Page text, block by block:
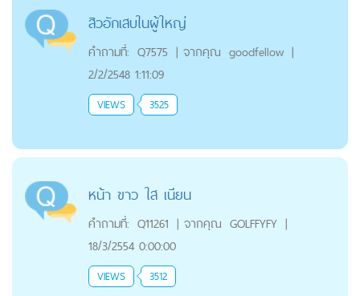
สิวอักเสบในผู้ใหญ่
คำถามที่: Q7575 | จากคุณ goodfellow |
2/2/2548 1:11:09
VIEWS 3525
หน้า ขาว ใส เนียน
คำถามที่: Q11261 | จากคุณ GOLFFYFY |
18/3/2554 0:00:00
VIEWS 3512